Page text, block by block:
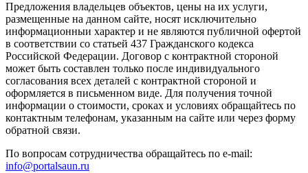
Предложения владельцев объектов, цены на их услуги,
размещенные на данном сайте, носят исключительно
информационныи характер и не являются публичной офертой
в соответствии со статьей 437 Гражданского кодекса
Российской Федерации. Договор с контрактной стороной
может быть составлен только после индивидуального
согласования всех деталей с контрактной стороной и
оформляется в письменном виде. Для получения точной
информации о стоимости, сроках и условиях обращайтесь по
контактным телефонам, указанным на сайте или через форму
обратной связи.
По вопросам сотрудничества обращайтесь по e-mail:
info@portalsaun.ru